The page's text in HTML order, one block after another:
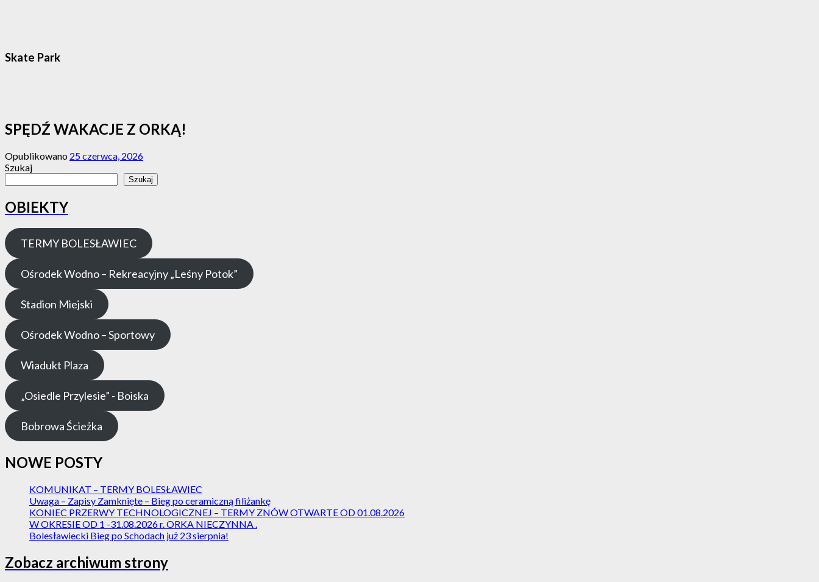
Skate Park
SPĘDŹ WAKACJE Z ORKĄ!
Opublikowano 25 czerwca, 2026
Szukaj
Szukaj
OBIEKTY
TERMY BOLESŁAWIEC
Ośrodek Wodno – Rekreacyjny „Leśny Potok”
Stadion Miejski
Ośrodek Wodno – Sportowy
Wiadukt Plaza
„Osiedle Przylesie” - Boiska
Bobrowa Ścieżka
NOWE POSTY
KOMUNIKAT – TERMY BOLESŁAWIEC
Uwaga – Zapisy Zamknięte – Bieg po ceramiczną filiżankę
KONIEC PRZERWY TECHNOLOGICZNEJ – TERMY ZNÓW OTWARTE OD 01.08.2026
W OKRESIE OD 1 -31.08.2026 r. ORKA NIECZYNNA .
Bolesławiecki Bieg po Schodach już 23 sierpnia!
Zobacz archiwum strony